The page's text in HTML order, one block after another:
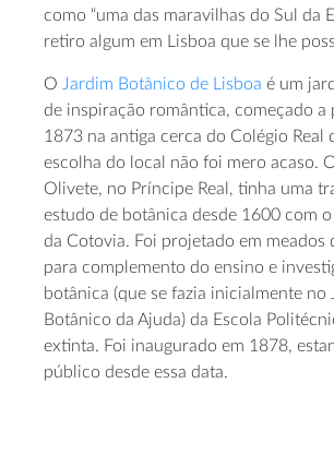
como “uma das maravilhas do Sul da
retiro algum em Lisboa que se lhe
O Jardim Botânico de Lisboa é um
de inspiração romântica, começado a
1873 na antiga cerca do Colégio Real
escolha do local não foi mero acaso.
Olivete, no Príncipe Real, tinha uma
estudo de botânica desde 1600 com
da Cotovia. Foi projetado em meados
para complemento do ensino e
botânica (que se fazia inicialmente no
Botânico da Ajuda) da Escola
extinta. Foi inaugurado em 1878,
público desde essa data.